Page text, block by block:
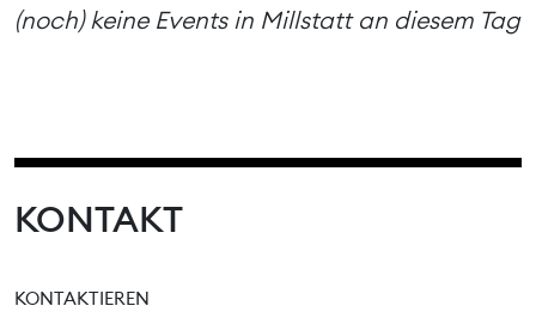
(noch) keine Events in Millstatt an diesem Tag
KONTAKT
KONTAKTIEREN